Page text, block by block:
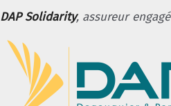
DAP Solidarity, assureur engagé